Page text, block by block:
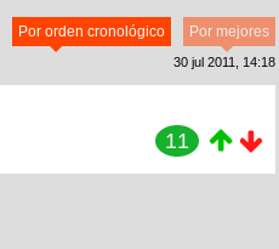
Por mejores
Por orden cronológico
30 jul 2011, 14:18
11